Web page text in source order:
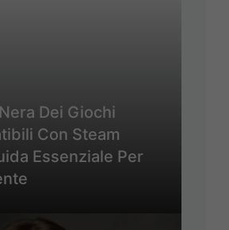
Dei Giochi
Con Steam
Essenziale Per